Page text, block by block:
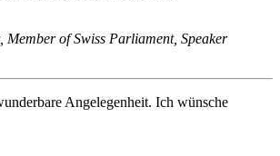
, Member of Swiss Parliament, Speaker
Angelegenheit. Ich wünsche